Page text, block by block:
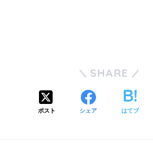
SHARE
ポスト シェア はてブ